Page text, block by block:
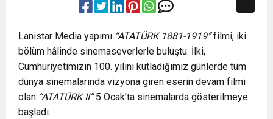
Lanistar Media yapımı “ATATÜRK 1881-1919”filmi, iki
bölüm hâlinde sinemaseverlerle buluştu. İlki,
Cumhuriyetimizin 100. yılını kutladığımız günlerde tüm
dünya sinemalarında vizyona giren eserin devam filmi
olan “ATATÜRK II”5 Ocak’ta sinemalarda gösterilmeye
başladı.